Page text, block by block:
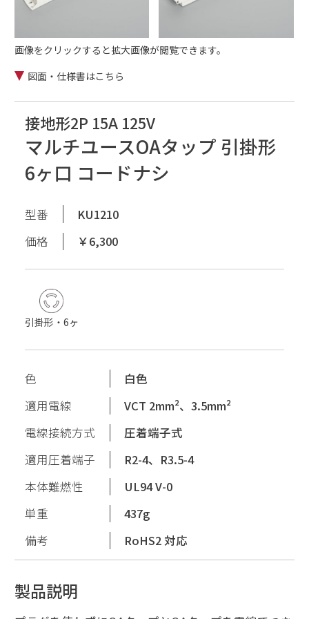
画像をクリックすると拡大画像が閲覧できます。
図面・仕様書はこちら
接地形2P 15A 125V
マルチユースOAタップ 引掛形
6ヶ口 コードナシ
型番
KU1210
価格
￥6,300
引掛形・6ヶ
色
白色
適用電線
VCT 2mm²、3.5mm²
電線接続方式
圧着端子式
適用圧着端子
R2-4、R3.5-4
本体難燃性
UL94 V-0
単重
437g
備考
RoHS2 対応
製品説明